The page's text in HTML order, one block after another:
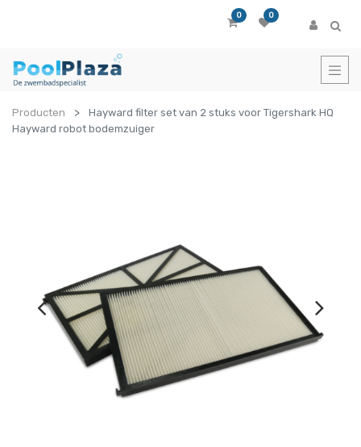
0 0
Producten
Hayward filter set van 2 stuks voor Tigershark HQ
Hayward robot bodemzuiger